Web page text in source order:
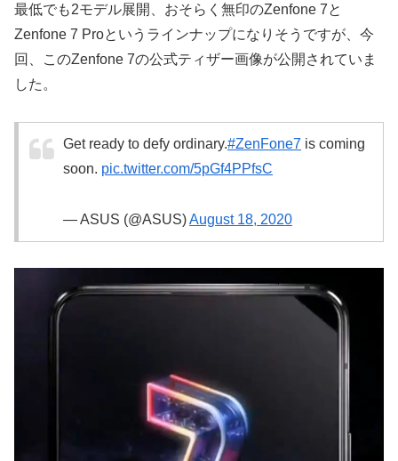
最低でも2モデル展開、おそらく無印のZenfone 7と
Zenfone 7 Proというラインナップになりそうですが、今
回、このZenfone 7の公式ティザー画像が公開されていま
した。
Get ready to defy ordinary.#ZenFone7 is coming
soon. pic.twitter.com/5pGf4PPfsC
— ASUS (@ASUS)August 18, 2020